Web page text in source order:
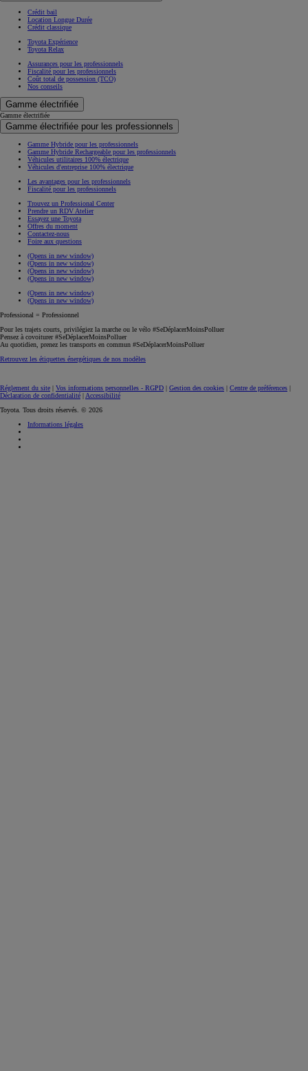
Crédit bail
Location Longue Durée
Crédit classique
Toyota Expérience
Toyota Relax
Assurances pour les professionnels
Fiscalité pour les professionnels
Coût total de possession (TCO)
Nos conseils
Gamme électrifiée
Gamme électrifiée
Gamme électrifiée pour les professionnels
Gamme Hybride pour les professionnels
Gamme Hybride Rechargeable pour les professionnels
Véhicules utilitaires 100% électrique
Véhicules d'entreprise 100% électrique
Les avantages pour les professionnels
Fiscalité pour les professionnels
Trouvez un Professional Center
Prendre un RDV Atelier
Essayez une Toyota
Offres du moment
Contactez-nous
Foire aux questions
(Opens in new window)
(Opens in new window)
(Opens in new window)
(Opens in new window)
(Opens in new window)
(Opens in new window)
Professional = Professionnel
Pour les trajets courts, privilégiez la marche ou le vélo #SeDéplacerMoinsPolluer
Pensez à covoiturer #SeDéplacerMoinsPolluer
Au quotidien, prenez les transports en commun #SeDéplacerMoinsPolluer
Retrouvez les étiquettes énergétiques de nos modèles
Réglement du site | Vos informations personnelles - RGPD | Gestion des cookies | Centre de préférences |
Déclaration de confidentialité | Accessibilité
Toyota. Tous droits réservés. © 2026
Informations légales